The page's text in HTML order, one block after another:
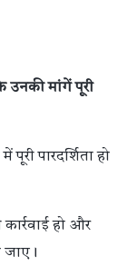
उनकी मांगें पूरी
पारदर्शिता हो
हो और
जाए।